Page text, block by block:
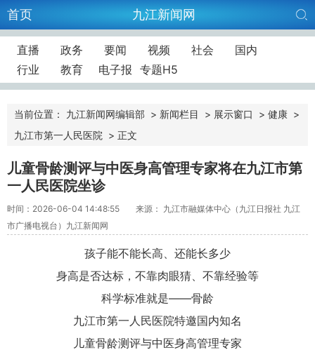
首页 九江新闻网
直播 政务 要闻 视频 社会
国内
行业
教育 电子报 专题H5
当前位置： 九江新闻网编辑部 > 新闻栏目 > 展示窗口 > 健康 >
九江市第一人民医院 > 正文
儿童骨龄测评与中医身高管理专家将在九江市第
一人民医院坐诊
时间：2026-06-04 14:48:55
来源： 九江市融媒体中心（九江日报社 九江
市广播电视台）九江新闻网
孩子能不能长高、还能长多少
身高是否达标，不靠肉眼猜、不靠经验等
科学标准就是——骨龄
九江市第一人民医院特邀国内知名
儿童骨龄测评与中医身高管理专家